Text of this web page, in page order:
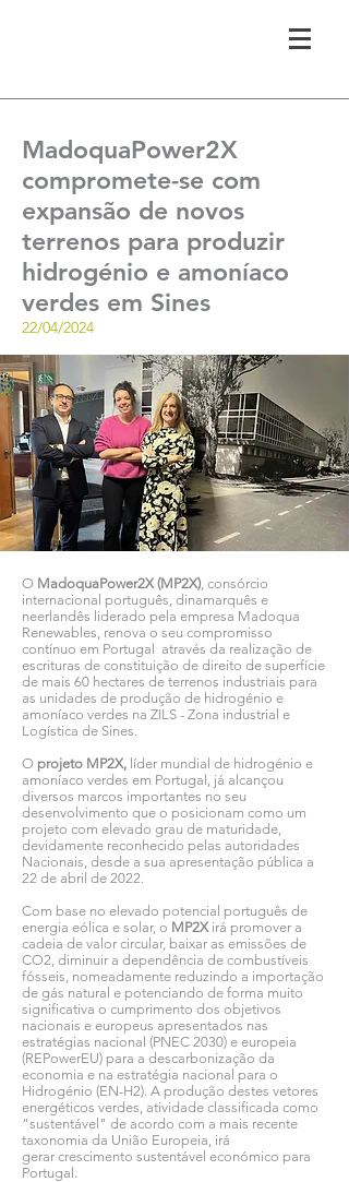
MadoquaPower2X
compromete-se com
expansão de novos
terrenos para produzir
hidrogénio e amoníaco
verdes em Sines
22/04/2024
O MadoquaPower2X (MP2X), consórcio
internacional português, dinamarquês e
neerlandês liderado pela empresa Madoqua
Renewables, renova o seu compromisso
contínuo em Portugal através da realização de
escrituras de constituição de direito de superfície
de mais 60 hectares de terrenos industriais para
as unidades de produção de hidrogénio e
amoníaco verdes na ZILS - Zona industrial e
Logística de Sines.
O projeto MP2X, líder mundial de hidrogénio e
amoníaco verdes em Portugal, já alcançou
diversos marcos importantes no seu
desenvolvimento que o posicionam como um
projeto com elevado grau de maturidade,
devidamente reconhecido pelas autoridades
Nacionais, desde a sua apresentação pública a
22 de abril de 2022.
Com base no elevado potencial português de
energia eólica e solar, o MP2X irá promover a
cadeia de valor circular, baixar as emissões de
CO2, diminuir a dependência de combustíveis
fósseis, nomeadamente reduzindo a importação
de gás natural e potenciando de forma muito
significativa o cumprimento dos objetivos
nacionais e europeus apresentados nas
estratégias nacional (PNEC 2030) e europeia
(REPowerEU) para a descarbonização da
economia e na estratégia nacional para o
Hidrogénio (EN-H2). A produção destes vetores
energéticos verdes, atividade classificada como
“sustentável" de acordo com a mais recente
taxonomia da União Europeia, irá
gerar crescimento sustentável económico para
Portugal.